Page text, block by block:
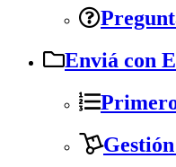
Enviá con